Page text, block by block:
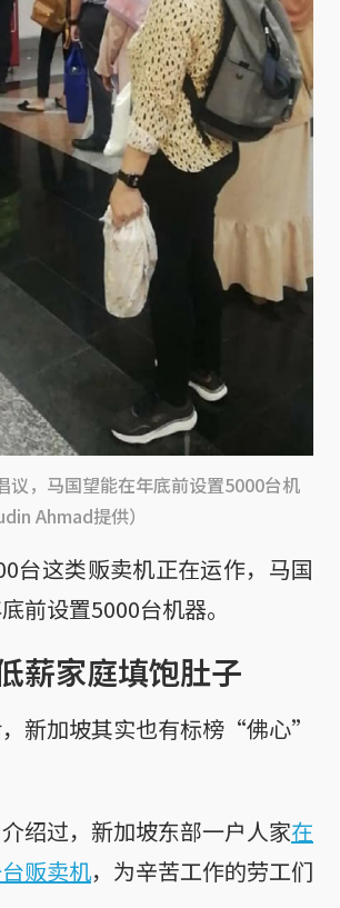
议，马国望能在年底前设置5000台机
Ahmad提供）
台这类贩卖机正在运作，马国
前设置5000台机器。
薪家庭填饱肚子
新加坡其实也有标榜“佛心”
绍过，新加坡东部一户人家在
贩卖机，为辛苦工作的劳工们